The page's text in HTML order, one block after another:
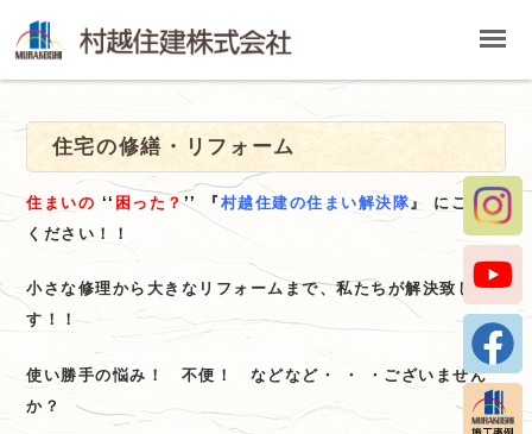
越
住
住宅の修繕・リフォーム
住まいの ‘‘ 困った？’’ 『 村越住建の住まい解決隊』 にご相談
ください！！
小さな修理から大きなリフォームまで、私たちが解決致しま
す！！
使い勝手の悩み！ 不便！ などなど・ ・ ・ございません
か？